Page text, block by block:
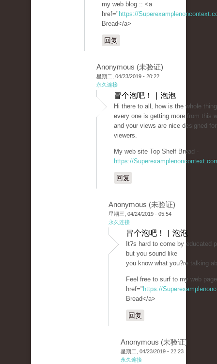
my web blog :: <a
href=" https://
Bread</a>
回复
Anonymous (未验证)
星期二, 04/23/2019 - 20:22
永久连接
冒个泡吧！ | 泡泡
Hi there to all, how is the whole
every one is getting more from this
and your views are nice designed
viewers.
My web site Top Shelf Bread -
https://
回复
Anonymous (未验证)
星期三, 04/24/2019 - 05:54
永久连接
冒个泡吧！ | 泡泡
It?s hard to come by educated
but you sound like
you know what you?re talking
Feel free to surf to my web
href=" https://
Bread</a>
回复
Anonymous (未验证)
星期二, 04/23/2019 - 22:23
永久连接